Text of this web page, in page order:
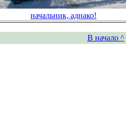
начальник, аднако!
В начало ^